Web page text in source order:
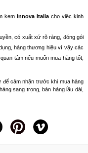
kem Innova Italia cho việc kinh
có xuất xứ rõ ràng, đóng gói
hàng thương hiệu vì vậy các
tâm nếu muốn mua hàng tốt,
để cảm nhận trước khi mua hàng
sang trọng, bán hàng lầu dài,